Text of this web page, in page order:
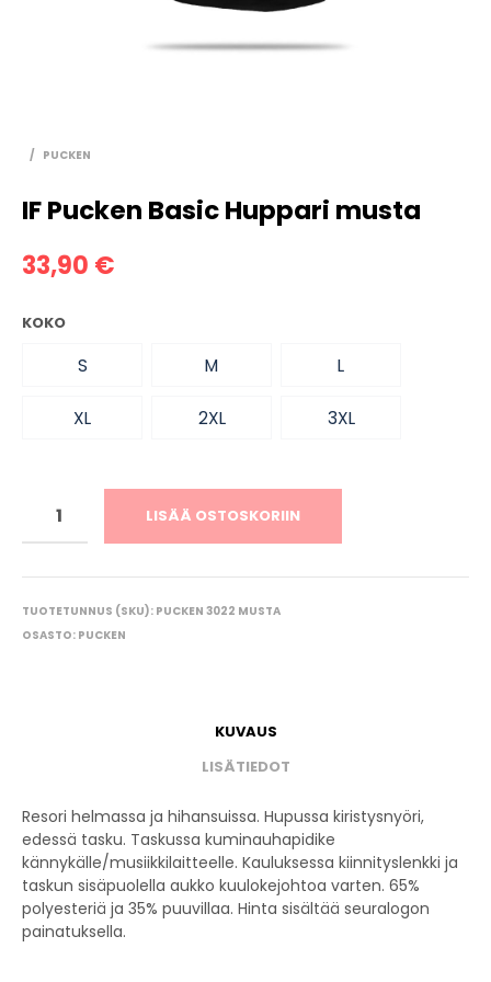
/ PUCKEN
IF Pucken Basic Huppari musta
33,90 €
KOKO
S M L
XL 2XL 3XL
LISÄÄ OSTOSKORIIN
TUOTETUNNUS (SKU): PUCKEN 3022 MUSTA
OSASTO: PUCKEN
KUVAUS
LISÄTIEDOT
Resori helmassa ja hihansuissa. Hupussa kiristysnyöri,
edessä tasku. Taskussa kuminauhapidike
kännykälle/musiikkilaitteelle. Kauluksessa kiinnityslenkki ja
taskun sisäpuolella aukko kuulokejohtoa varten. 65%
polyesteriä ja 35% puuvillaa. Hinta sisältää seuralogon
painatuksella.